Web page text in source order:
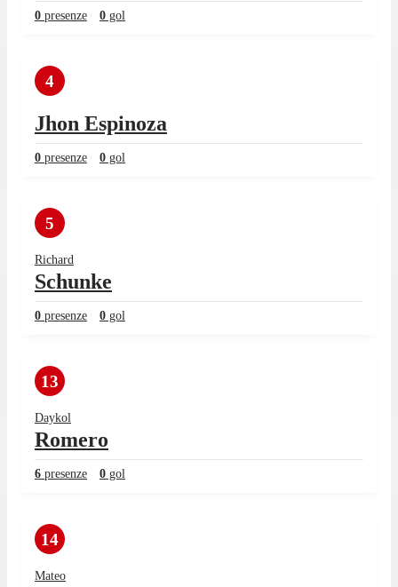
0 presenze 0 gol
4
Jhon Espinoza
0 presenze 0 gol
5
Richard
Schunke
0 presenze 0 gol
13
Daykol
Romero
6 presenze 0 gol
14
Mateo